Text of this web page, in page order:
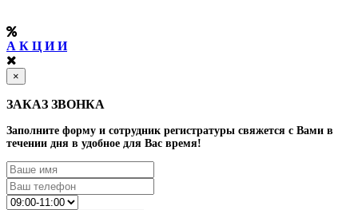
А К Ц И И
×
ЗАКАЗ ЗВОНКА
Заполните форму и сотрудник регистратуры свяжется с Вами в
течении дня в удобное для Вас время!